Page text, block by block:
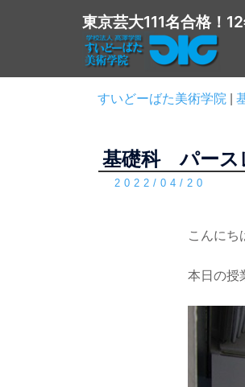
東京芸大111名合格！
すいどーばた美術学院
基礎科 パース
2022/04/20
こんにち
本日の授